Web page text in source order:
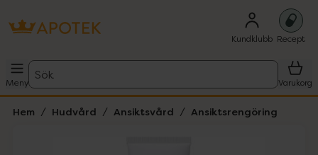
Kundklubb Recept
Meny
Sök
Varukorg
Hem Hudvård Ansiktsvård Ansiktsrengöring